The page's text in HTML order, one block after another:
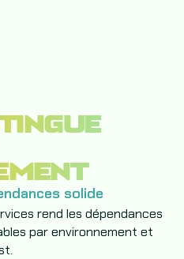
solide
rend les dépendances
par environnement et